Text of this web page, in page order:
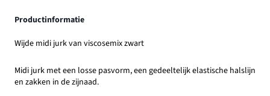
Productinformatie
Wijde midi jurk van viscosemix zwart
Midi jurk met een losse pasvorm, een gedeeltelijk elastische halslijn
en zakken in de zijnaad.